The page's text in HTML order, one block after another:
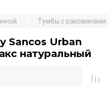
Тумбы с раковинами
Sancos Urban
натуральный